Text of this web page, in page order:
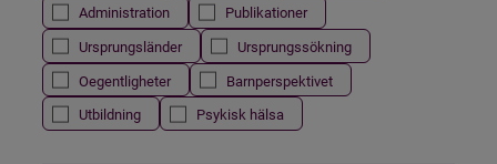
Administration
Publikationer
Ursprungsländer
Ursprungssökning
Oegentligheter
Barnperspektivet
Utbildning
Psykisk hälsa